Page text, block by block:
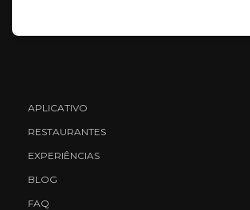
APLICATIVO
RESTAURANTES
EXPERIÊNCIAS
BLOG
FAQ